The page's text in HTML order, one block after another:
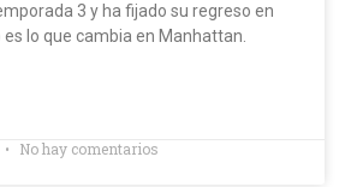
3 y ha fijado su regreso en
es lo que cambia en Manhattan.
No hay comentarios